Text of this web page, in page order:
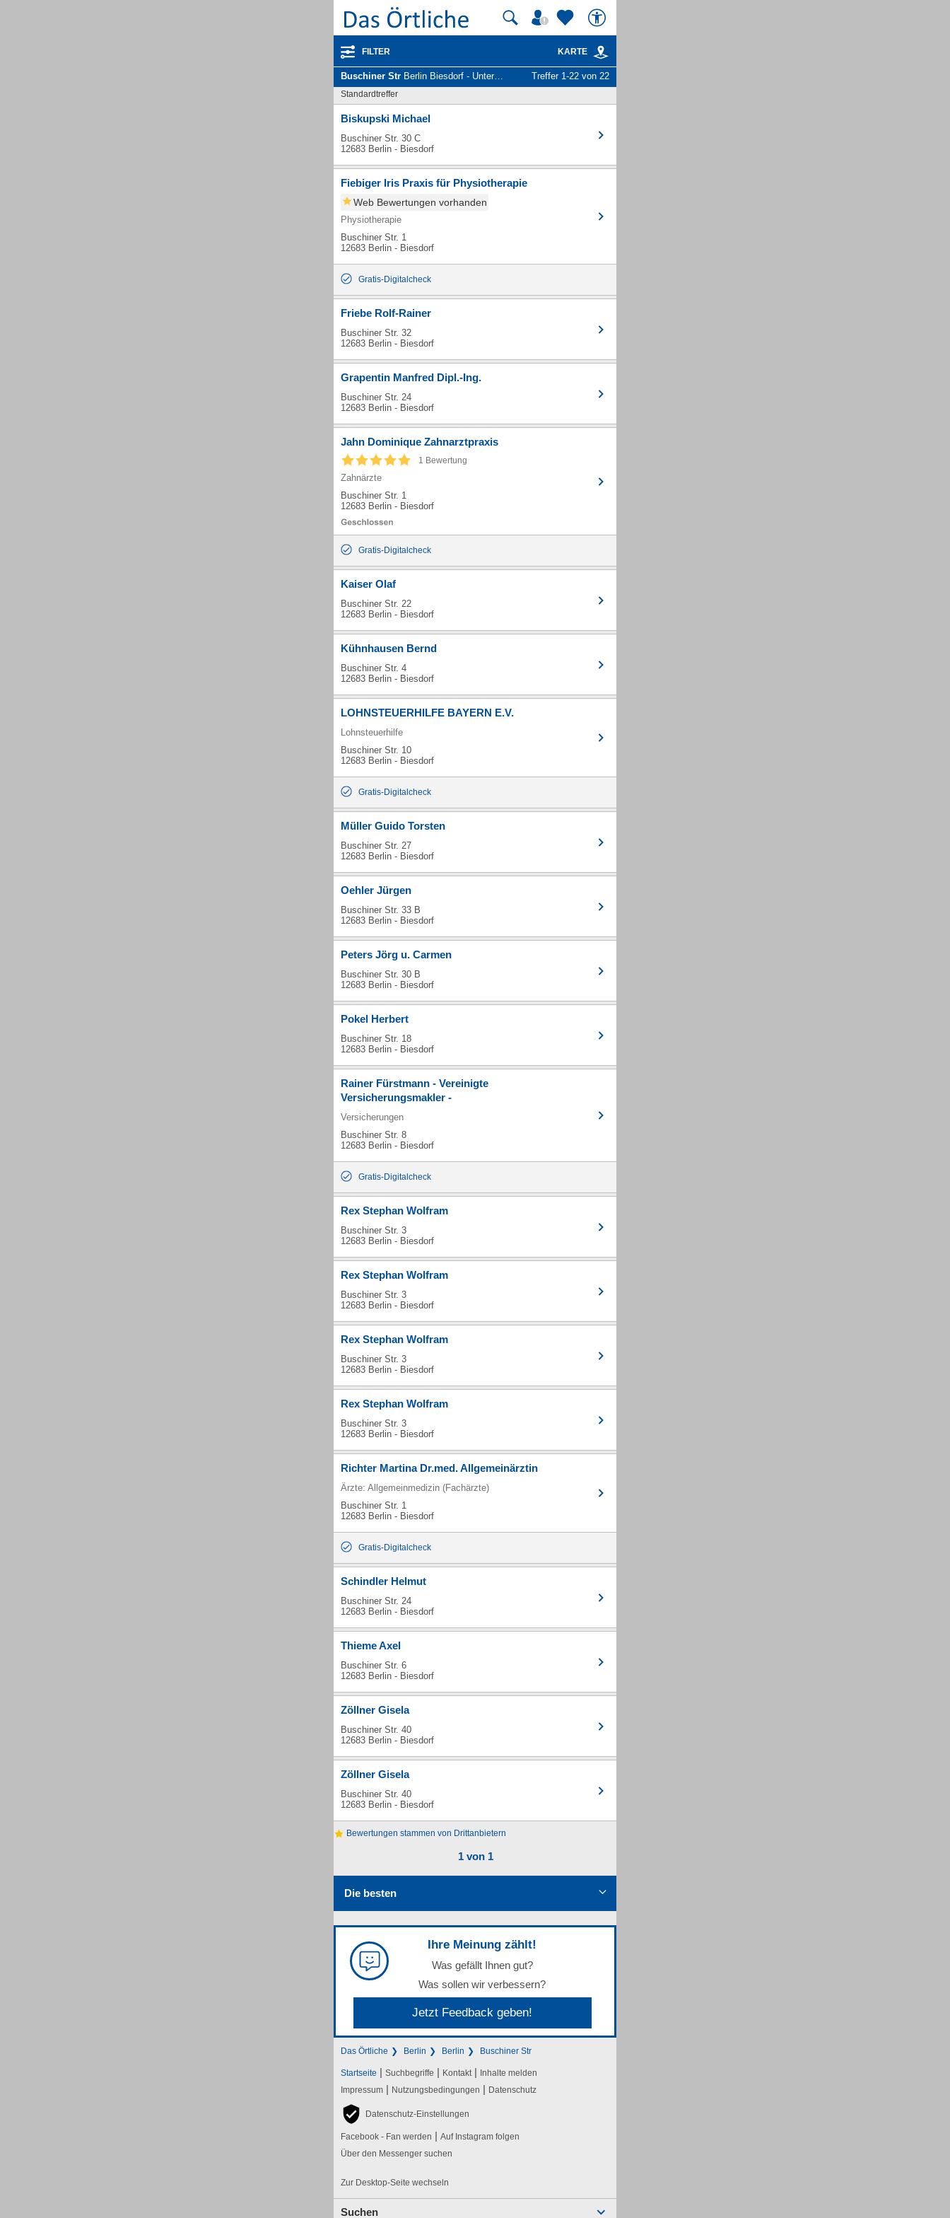
FILTER KARTE
Buschiner Str Berlin Biesdorf - Unternehmen und Personen Treffer 1-22 von 22
Standardtreffer
Biskupski Michael
Buschiner Str. 30 C
12683 Berlin - Biesdorf
Fiebiger Iris Praxis für Physiotherapie
Web Bewertungen vorhanden
Physiotherapie
Buschiner Str. 1
12683 Berlin - Biesdorf
Gratis-Digitalcheck
Friebe Rolf-Rainer
Buschiner Str. 32
12683 Berlin - Biesdorf
Grapentin Manfred Dipl.-Ing.
Buschiner Str. 24
12683 Berlin - Biesdorf
Jahn Dominique Zahnarztpraxis
1 Bewertung
Zahnärzte
Buschiner Str. 1
12683 Berlin - Biesdorf
Gratis-Digitalcheck
Kaiser Olaf
Buschiner Str. 22
12683 Berlin - Biesdorf
Kühnhausen Bernd
Buschiner Str. 4
12683 Berlin - Biesdorf
LOHNSTEUERHILFE BAYERN E.V.
Lohnsteuerhilfe
Buschiner Str. 10
12683 Berlin - Biesdorf
Gratis-Digitalcheck
Müller Guido Torsten
Buschiner Str. 27
12683 Berlin - Biesdorf
Oehler Jürgen
Buschiner Str. 33 B
12683 Berlin - Biesdorf
Peters Jörg u. Carmen
Buschiner Str. 30 B
12683 Berlin - Biesdorf
Pokel Herbert
Buschiner Str. 18
12683 Berlin - Biesdorf
Rainer Fürstmann - Vereinigte
Versicherungsmakler -
Versicherungen
Buschiner Str. 8
12683 Berlin - Biesdorf
Gratis-Digitalcheck
Rex Stephan Wolfram
Buschiner Str. 3
12683 Berlin - Biesdorf
Rex Stephan Wolfram
Buschiner Str. 3
12683 Berlin - Biesdorf
Rex Stephan Wolfram
Buschiner Str. 3
12683 Berlin - Biesdorf
Rex Stephan Wolfram
Buschiner Str. 3
12683 Berlin - Biesdorf
Richter Martina Dr.med. Allgemeinärztin
Ärzte: Allgemeinmedizin (Fachärzte)
Buschiner Str. 1
12683 Berlin - Biesdorf
Gratis-Digitalcheck
Schindler Helmut
Buschiner Str. 24
12683 Berlin - Biesdorf
Thieme Axel
Buschiner Str. 6
12683 Berlin - Biesdorf
Zöllner Gisela
Buschiner Str. 40
12683 Berlin - Biesdorf
Zöllner Gisela
Buschiner Str. 40
12683 Berlin - Biesdorf
Bewertungen stammen von Drittanbietern
1 von 1
Die besten
Ihre Meinung zählt!
Was gefällt Ihnen gut?
Was sollen wir verbessern?
Jetzt Feedback geben!
Das Örtliche Berlin Berlin Buschiner Str
Startseite | Suchbegriffe | Kontakt | Inhalte melden
Impressum | Nutzungsbedingungen | Datenschutz
Datenschutz-Einstellungen
Facebook - Fan werden | Auf Instagram folgen
Über den Messenger suchen
Zur Desktop-Seite wechseln
Suchen